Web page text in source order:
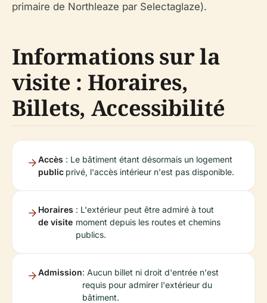
primaire de Northleaze par Selectaglaze).
Informations sur la
visite : Horaires,
Billets, Accessibilité
Accès
public
: Le bâtiment étant désormais un logement
privé, l'accès intérieur n'est pas disponible.
Horaires
de visite
: L'extérieur peut être admiré à tout
moment depuis les routes et chemins
publics.
Admission: Aucun billet ni droit d'entrée n'est
requis pour admirer l'extérieur du
bâtiment.